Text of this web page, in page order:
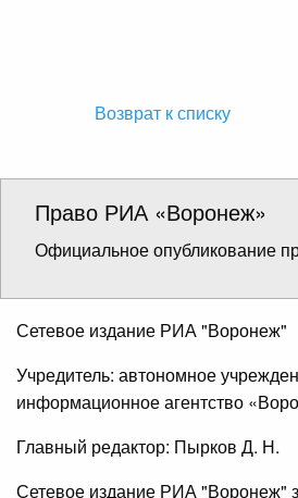
Возврат к списку
Право РИА «Воронеж»
Официальное опубликование
Сетевое издание РИА "Воронеж"
Учредитель: автономное
информационное агентство
Главный редактор: Пырков Д. Н.
Сетевое издание РИА "Воронеж"